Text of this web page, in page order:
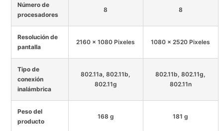
Número de
procesadores
8 8
Resolución de
pantalla
2160 x 1080 Pixeles 1080 x 2520 Pixeles
Tipo de
conexión
inalámbrica
802.11a, 802.11b,
802.11g
802.11b, 802.11g,
802.11n
Peso del
producto
168 g 181 g